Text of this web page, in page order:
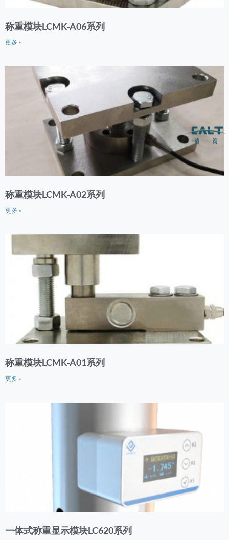
称重模块LCMK-A06系列
更多 »
称重模块LCMK-A02系列
更多 »
称重模块LCMK-A01系列
更多 »
一体式称重显示模块LC620系列